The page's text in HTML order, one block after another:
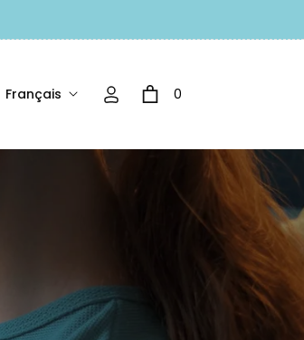
Français Panier
0